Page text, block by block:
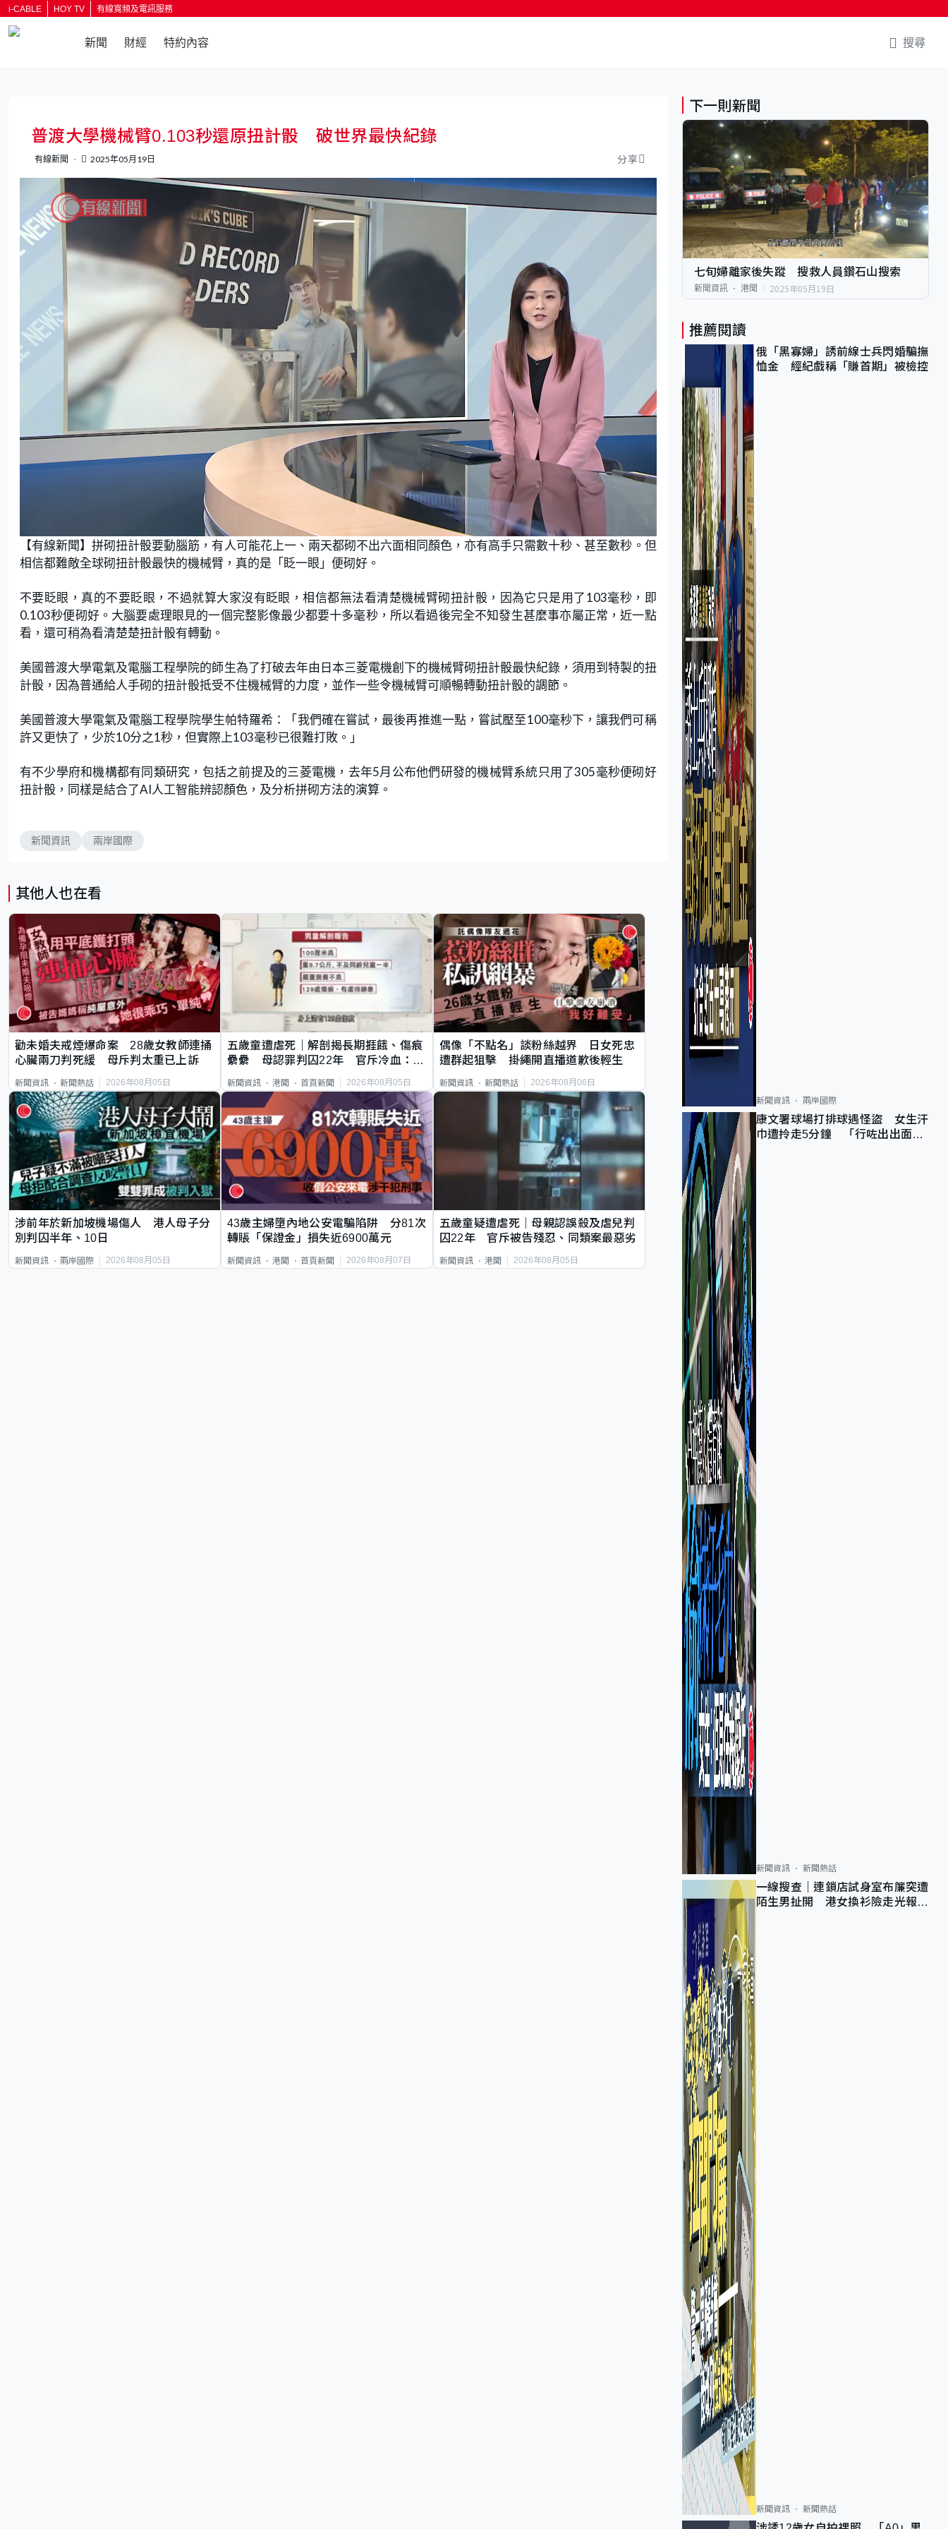
i-CABLE HOY TV 有線寬頻及電訊服務
新聞 財經 特約內容 搜尋
普渡大學機械臂0.103秒還原扭計骰 破世界最快紀錄
有線新聞 2025年05月19日 分享
n
m
u
t
e
a
d
d
:
3
%
【有線新聞】拼砌扭計骰要動腦筋，有人可能花上一、兩天都砌不出六面相同顏色，亦有高手只需數十秒、甚至數秒。但
相信都難敵全球砌扭計骰最快的機械臂，真的是「眨一眼」便砌好。
不要眨眼，真的不要眨眼，不過就算大家沒有眨眼，相信都無法看清楚機械臂砌扭計骰，因為它只是用了103毫秒，即
0.103秒便砌好。大腦要處理眼見的一個完整影像最少都要十多毫秒，所以看過後完全不知發生甚麼事亦屬正常，近一點
看，還可稍為看清楚楚扭計骰有轉動。
美國普渡大學電氣及電腦工程學院的師生為了打破去年由日本三菱電機創下的機械臂砌扭計骰最快紀錄，須用到特製的扭
計骰，因為普通給人手砌的扭計骰抵受不住機械臂的力度，並作一些令機械臂可順暢轉動扭計骰的調節。
美國普渡大學電氣及電腦工程學院學生帕特羅希：「我們確在嘗試，最後再推進一點，嘗試壓至100毫秒下，讓我們可稱
許又更快了，少於10分之1秒，但實際上103毫秒已很難打敗。」
有不少學府和機構都有同類研究，包括之前提及的三菱電機，去年5月公布他們研發的機械臂系統只用了305毫秒便砌好
扭計骰，同樣是結合了AI人工智能辨認顏色，及分析拼砌方法的演算。
新聞資訊 兩岸國際
其他人也在看
勸未婚夫戒煙爆命案 28歲女教師連捅
心臟兩刀判死緩 母斥判太重已上訴
新聞資訊 新聞熱話 2026年08月05日
五歲童遭虐死｜解剖揭長期捱餓、傷痕
纍纍 母認罪判囚22年 官斥冷血：同
新聞資訊 港聞 首頁新聞 2026年08月05日
偶像「不點名」談粉絲越界 日女死忠
遭群起狙擊 掛繩開直播道歉後輕生
新聞資訊 新聞熱話 2026年08月06日
涉前年於新加坡機場傷人 港人母子分
別判囚半年、10日
新聞資訊 兩岸國際 2026年08月05日
43歲主婦墮內地公安電騙陷阱 分81次
轉賬「保證金」損失近6900萬元
新聞資訊 港聞 首頁新聞 2026年08月07日
五歲童疑遭虐死｜母親認誤殺及虐兒判
囚22年 官斥被告殘忍、同類案最惡劣
新聞資訊 港聞 2026年08月05日
下一則新聞
七旬婦離家後失蹤 搜救人員鑽石山搜索
新聞資訊 港聞 2025年05月19日
推薦閱讀
俄「黑寡婦」誘前線士兵閃婚騙撫
恤金 經紀戲稱「賺首期」被檢控
新聞資訊 兩岸國際
康文署球場打排球遇怪盜 女生汗
巾遭拎走5分鐘 「行咗出出面唔
新聞資訊 新聞熱話
一線搜查｜連鎖店試身室布簾突遭
陌生男扯開 港女換衫險走光報
新聞資訊 新聞熱話